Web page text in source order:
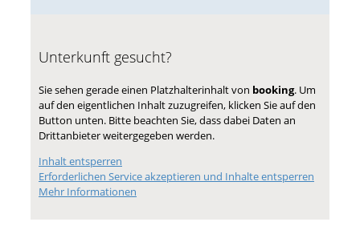
Unterkunft gesucht?
Sie sehen gerade einen Platzhalterinhalt von booking. Um
auf den eigentlichen Inhalt zuzugreifen, klicken Sie auf den
Button unten. Bitte beachten Sie, dass dabei Daten an
Drittanbieter weitergegeben werden.
Inhalt entsperren
Erforderlichen Service akzeptieren und Inhalte entsperren
Mehr Informationen